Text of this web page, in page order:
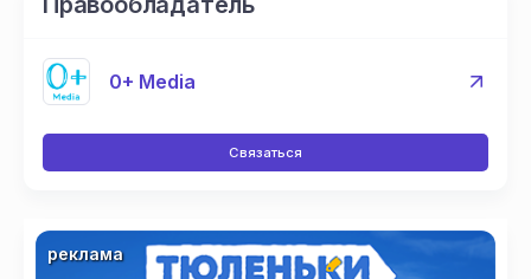
0+ Media
Связаться
реклама